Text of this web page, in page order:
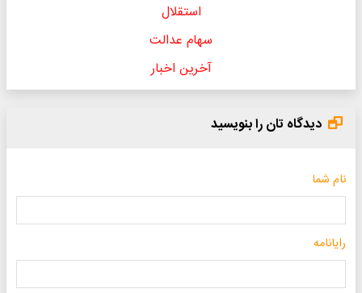
استقلال
سهام عدالت
آخرین اخبار
دیدگاه تان را بنویسید
نام شما
رایانامه